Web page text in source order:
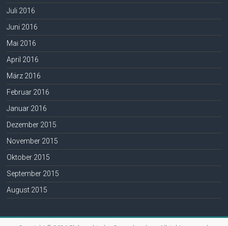
Juli 2016
Juni 2016
Mai 2016
April 2016
März 2016
Februar 2016
Januar 2016
Dezember 2015
November 2015
Oktober 2015
September 2015
August 2015